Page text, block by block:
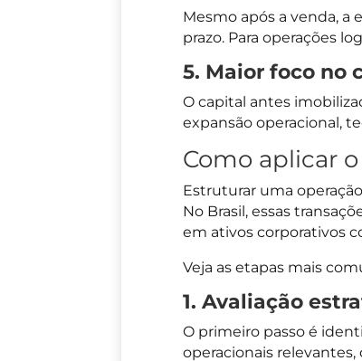
Mesmo após a venda,
prazo. Para operações
5. Maior foco no
O capital antes
expansão operacional,
Como aplicar
Estruturar uma
No Brasil, essas
em ativos corporativos
Veja as etapas mais
1. Avaliação
O primeiro passo é
operacionais relevantes,